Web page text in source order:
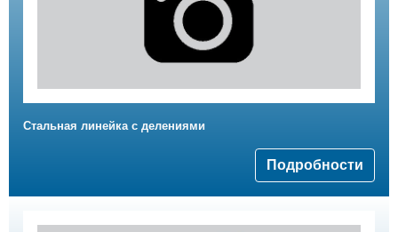
Стальная линейка с делениями
Подробности